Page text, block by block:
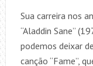
Sua carreira nos
“Aladdin Sane”
podemos deixar
canção “Fame”,